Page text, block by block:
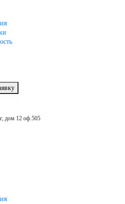
дом 12 оф.505